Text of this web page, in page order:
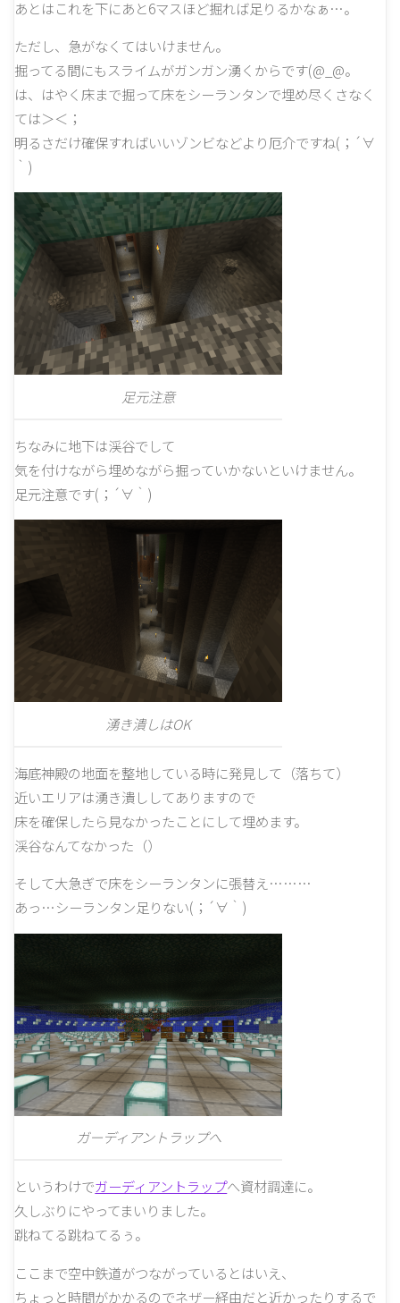
あとはこれを下にあと6マスほど掘れば足りるかなぁ…。
ただし、急がなくてはいけません。
掘ってる間にもスライムがガンガン湧くからです(@_@。
は、はやく床まで掘って床をシーランタンで埋め尽くさなく
ては＞＜；
明るさだけ確保すればいいゾンビなどより厄介ですね(；´∀
｀)
足元注意
ちなみに地下は渓谷でして
気を付けながら埋めながら掘っていかないといけません。
足元注意です(；´∀｀)
湧き潰しはOK
海底神殿の地面を整地している時に発見して（落ちて）
近いエリアは湧き潰ししてありますので
床を確保したら見なかったことにして埋めます。
渓谷なんてなかった（）
そして大急ぎで床をシーランタンに張替え………
あっ…シーランタン足りない(；´∀｀)
ガーディアントラップへ
というわけでガーディアントラップへ資材調達に。
久しぶりにやってまいりました。
跳ねてる跳ねてるぅ。
ここまで空中鉄道がつながっているとはいえ、
ちょっと時間がかかるのでネザー経由だと近かったりするで